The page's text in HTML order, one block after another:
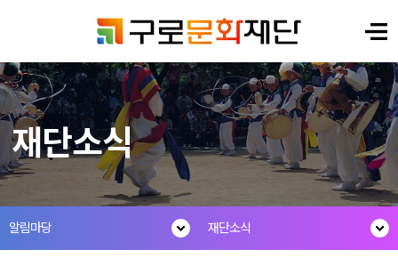
재단소식
알림마당 재단소식